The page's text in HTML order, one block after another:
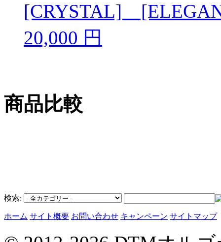
[CRYSTAL]
20,000 円
商品比較
検索:
ホーム サイト概要 お問い合わせ キャンペーン サイトマップ